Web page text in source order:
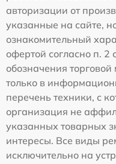
авторизации от
указанные на сайте,
ознакомительный
офертой согласно п.
обозначения
только в
перечень техники, с
организация не
указанных товарных
интересы. Все виды
исключительно на